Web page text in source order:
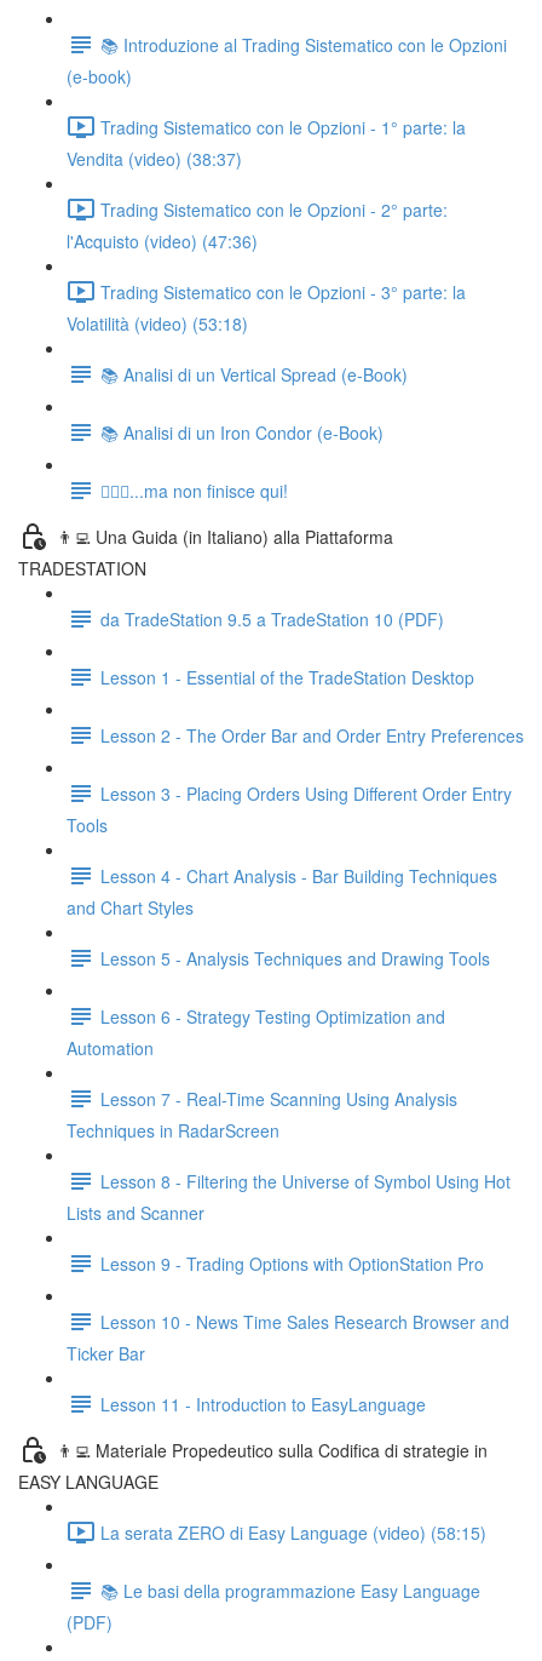
📚 Introduzione al Trading Sistematico con le Opzioni
(e-book)
Trading Sistematico con le Opzioni - 1° parte: la
Vendita (video) (38:37)
Trading Sistematico con le Opzioni - 2° parte:
l'Acquisto (video) (47:36)
Trading Sistematico con le Opzioni - 3° parte: la
Volatilità (video) (53:18)
📚 Analisi di un Vertical Spread (e-Book)
📚 Analisi di un Iron Condor (e-Book)
🏃🏻‍♂️...ma non finisce qui!
👨‍💻 Una Guida (in Italiano) alla Piattaforma
TRADESTATION
da TradeStation 9.5 a TradeStation 10 (PDF)
Lesson 1 - Essential of the TradeStation Desktop
Lesson 2 - The Order Bar and Order Entry Preferences
Lesson 3 - Placing Orders Using Different Order Entry
Tools
Lesson 4 - Chart Analysis - Bar Building Techniques
and Chart Styles
Lesson 5 - Analysis Techniques and Drawing Tools
Lesson 6 - Strategy Testing Optimization and
Automation
Lesson 7 - Real-Time Scanning Using Analysis
Techniques in RadarScreen
Lesson 8 - Filtering the Universe of Symbol Using Hot
Lists and Scanner
Lesson 9 - Trading Options with OptionStation Pro
Lesson 10 - News Time Sales Research Browser and
Ticker Bar
Lesson 11 - Introduction to EasyLanguage
👨‍💻 Materiale Propedeutico sulla Codifica di strategie in
EASY LANGUAGE
La serata ZERO di Easy Language (video) (58:15)
📚 Le basi della programmazione Easy Language
(PDF)